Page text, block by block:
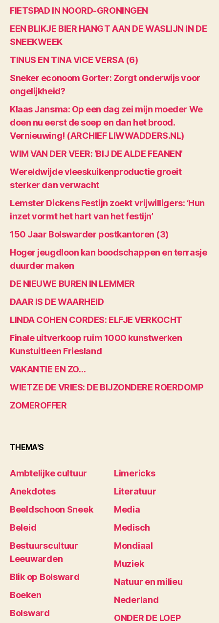
FIETSPAD IN NOORD-GRONINGEN
EEN BLIKJE BIER HANGT AAN DE WASLIJN IN DE
SNEEKWEEK
TINUS EN TINA VICE VERSA (6)
Sneker econoom Gorter: Zorgt onderwijs voor
ongelijkheid?
Klaas Jansma: Op een dag zei mijn moeder We
doen nu eerst de soep en dan het brood.
Vernieuwing! (ARCHIEF LIWWADDERS.NL)
WIM VAN DER VEER: ‘BIJ DE ALDE FEANEN’
Wereldwijde vleeskuikenproductie groeit
sterker dan verwacht
Lemster Dickens Festijn zoekt vrijwilligers: ‘Hun
inzet vormt het hart van het festijn’
150 Jaar Bolswarder postkantoren (3)
Hoger jeugdloon kan boodschappen en terrasje
duurder maken
DE NIEUWE BUREN IN LEMMER
DAAR IS DE WAARHEID
LINDA COHEN CORDES: ELFJE VERKOCHT
Finale uitverkoop ruim 1000 kunstwerken
Kunstuitleen Friesland
VAKANTIE EN ZO…
WIETZE DE VRIES: DE BIJZONDERE ROERDOMP
ZOMEROFFER
THEMA'S
Ambtelijke cultuur
Anekdotes
Beeldschoon Sneek
Beleid
Bestuurscultuur
Leeuwarden
Blik op Bolsward
Boeken
Bolsward
Limericks
Literatuur
Media
Medisch
Mondiaal
Muziek
Natuur en milieu
Nederland
ONDER DE LOEP